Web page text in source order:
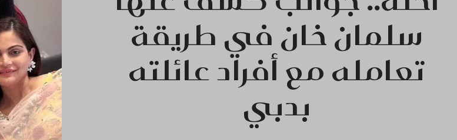
سلمان خان في طريقة
تعامله مع أفراد عائلته
بدبي